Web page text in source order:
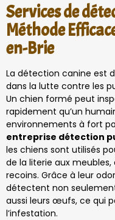
Services de
Méthode
en-Brie
La détection canine est
dans la lutte contre les
Un chien formé peut
rapidement qu’un
environnements à fort
entreprise détection
les chiens sont utilisés
de la literie aux
recoins. Grâce à leur
détectent non
aussi leurs œufs, ce qui
l’infestation.